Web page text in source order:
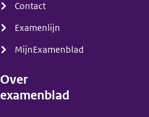
Contact
Examenlijn
MijnExamenblad
Over
examenblad